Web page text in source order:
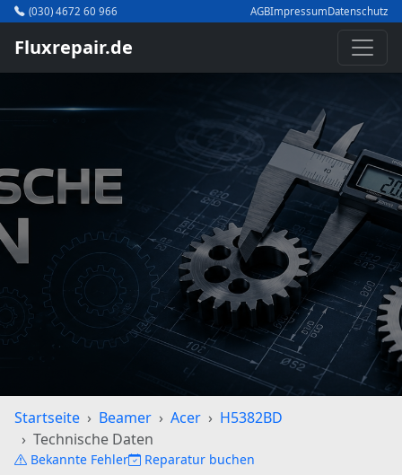
(030) 4672 60 966 AGBImpressumDatenschutz
Fluxrepair.de
Startseite Beamer Acer
H5382BD
Technische Daten
Bekannte Fehler Reparatur buchen